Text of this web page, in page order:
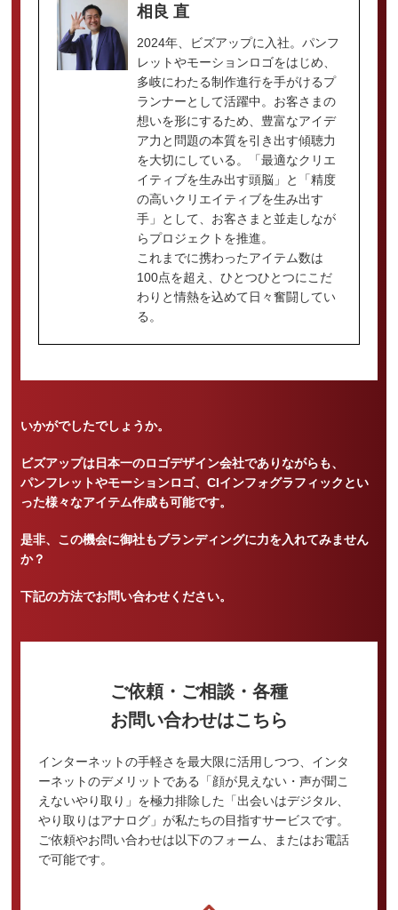
相良 直
2024年、ビズアップに入社。パンフ
レットやモーションロゴをはじめ、
多岐にわたる制作進行を手がけるプ
ランナーとして活躍中。お客さまの
想いを形にするため、豊富なアイデ
ア力と問題の本質を引き出す傾聴力
を大切にしている。「最適なクリエ
イティブを生み出す頭脳」と「精度
の高いクリエイティブを生み出す
手」として、お客さまと並走しなが
らプロジェクトを推進。
これまでに携わったアイテム数は
100点を超え、ひとつひとつにこだ
わりと情熱を込めて日々奮闘してい
る。
いかがでしたでしょうか。
ビズアップは日本一のロゴデザイン会社でありながらも、
パンフレットやモーションロゴ、CIインフォグラフィックとい
った様々なアイテム作成も可能です。
是非、この機会に御社もブランディングに力を入れてみません
か？
下記の方法でお問い合わせください。
ご依頼・ご相談・各種
お問い合わせはこちら
インターネットの手軽さを最大限に活用しつつ、インタ
ーネットのデメリットである「顔が見えない・声が聞こ
えないやり取り」を極力排除した「出会いはデジタル、
やり取りはアナログ」が私たちの目指すサービスです。
ご依頼やお問い合わせは以下のフォーム、またはお電話
で可能です。